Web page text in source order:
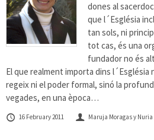
dones al
que l´Església
tan sols, ni
tot cas, és una
fundador no és
El que realment importa dins l´Església
regeix ni el poder formal, sinó la
vegades, en una època…
16 February 2011 Maruja Moragas y